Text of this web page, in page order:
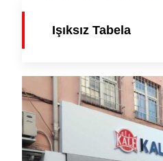
Işıksız Tabela